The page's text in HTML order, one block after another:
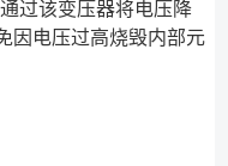
过该变压器将电压降
因电压过高烧毁内部元